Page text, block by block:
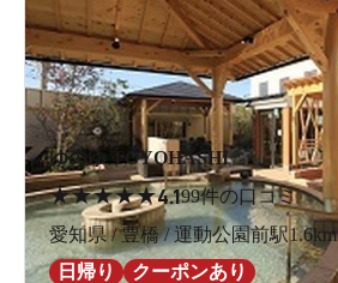
ゆのゆ TOYOHASHI
★★★★★4.199件の口コミ
愛知県 / 豊橋 / 運動公園前駅1.6km
日帰り
クーポンあり